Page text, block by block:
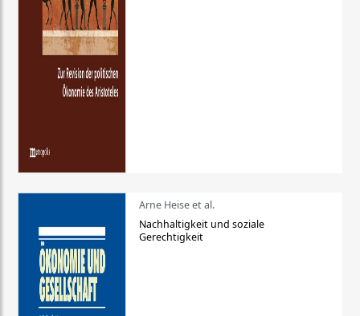
Arne Heise et al.
Nachhaltigkeit und soziale
Gerechtigkeit